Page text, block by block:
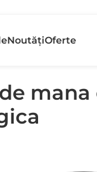
NoutățiOferte